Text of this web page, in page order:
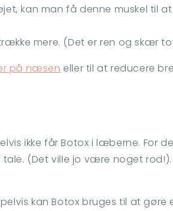
kan man få denne muskel til
mere. (Det er ren og skær
på næsen eller til at reducere
ikke får Botox i læberne. For
(Det ville jo være noget
kan Botox bruges til at gøre